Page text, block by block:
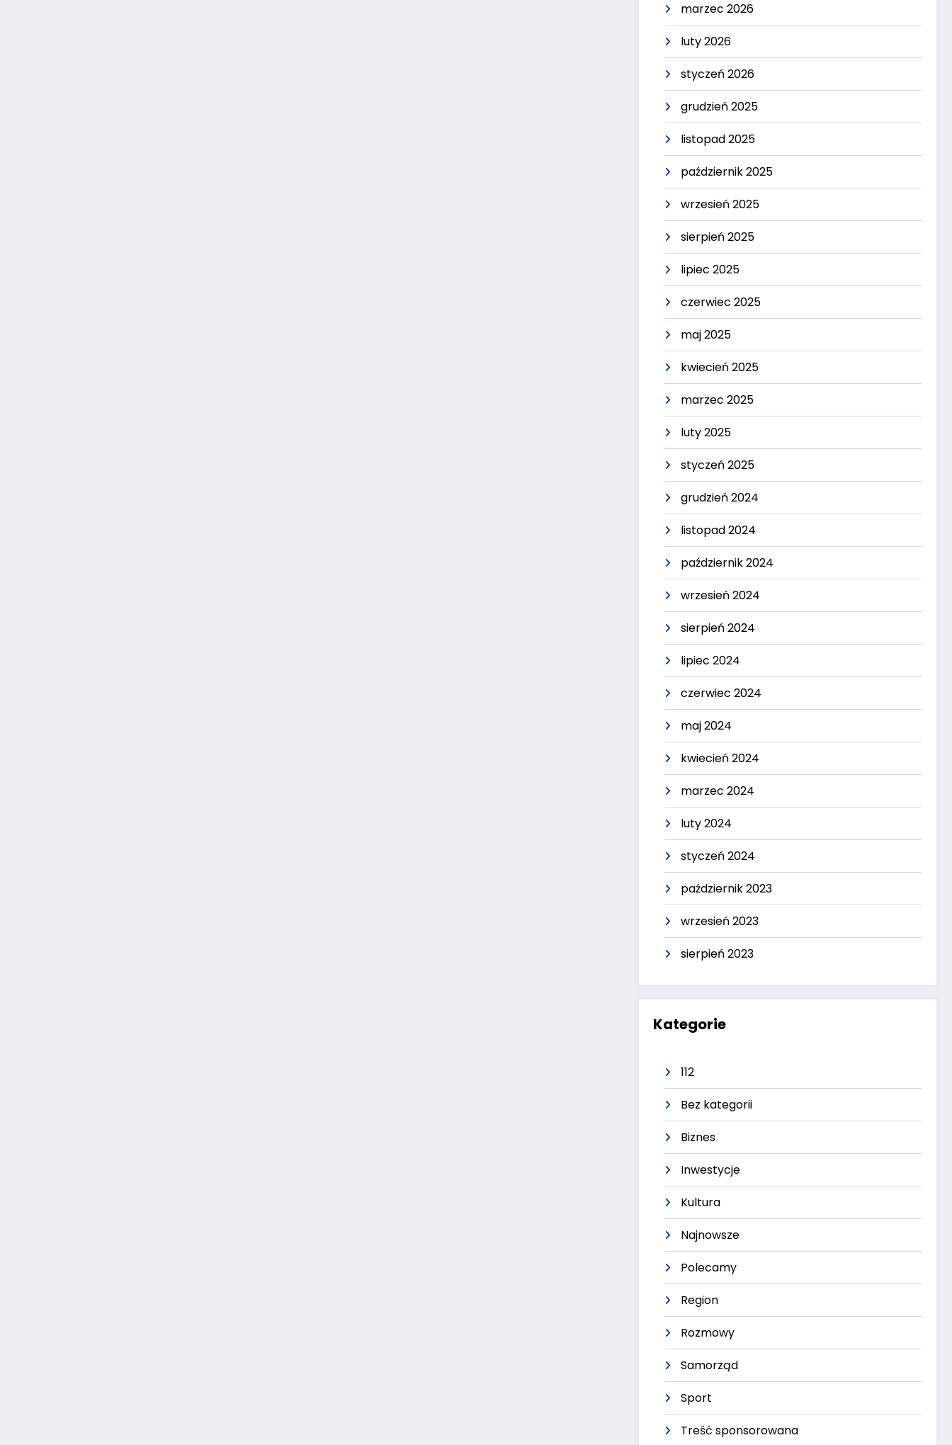
marzec 2026
luty 2026
styczeń 2026
grudzień 2025
listopad 2025
październik 2025
wrzesień 2025
sierpień 2025
lipiec 2025
czerwiec 2025
maj 2025
kwiecień 2025
marzec 2025
luty 2025
styczeń 2025
grudzień 2024
listopad 2024
październik 2024
wrzesień 2024
sierpień 2024
lipiec 2024
czerwiec 2024
maj 2024
kwiecień 2024
marzec 2024
luty 2024
styczeń 2024
październik 2023
wrzesień 2023
sierpień 2023
Kategorie
112
Bez kategorii
Biznes
Inwestycje
Kultura
Najnowsze
Polecamy
Region
Rozmowy
Samorząd
Sport
Treść sponsorowana